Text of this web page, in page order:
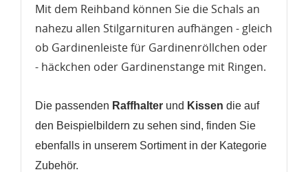
Mit dem Reihband können Sie die Schals an
nahezu allen Stilgarnituren aufhängen - gleich
ob Gardinenleiste für Gardinenröllchen oder
- häckchen oder Gardinenstange mit Ringen.
Die passenden Raffhalter und Kissen die auf
den Beispielbildern zu sehen sind, finden Sie
ebenfalls in unserem Sortiment in der Kategorie
Zubehör.
add_circle_outline Neue Liste anlegen
Wunschliste
erstellen
Anmelden